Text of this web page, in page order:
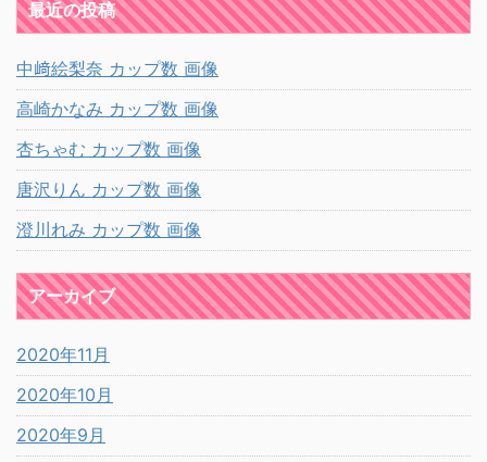
最近の投稿
中﨑絵梨奈 カップ数 画像
高崎かなみ カップ数 画像
杏ちゃむ カップ数 画像
唐沢りん カップ数 画像
澄川れみ カップ数 画像
アーカイブ
2020年11月
2020年10月
2020年9月